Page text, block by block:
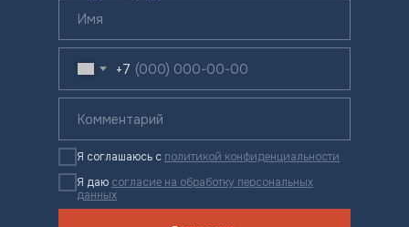
+7
Я соглашаюсь с политикой конфиденциальности
Я даю согласие на обработку персональных
данных